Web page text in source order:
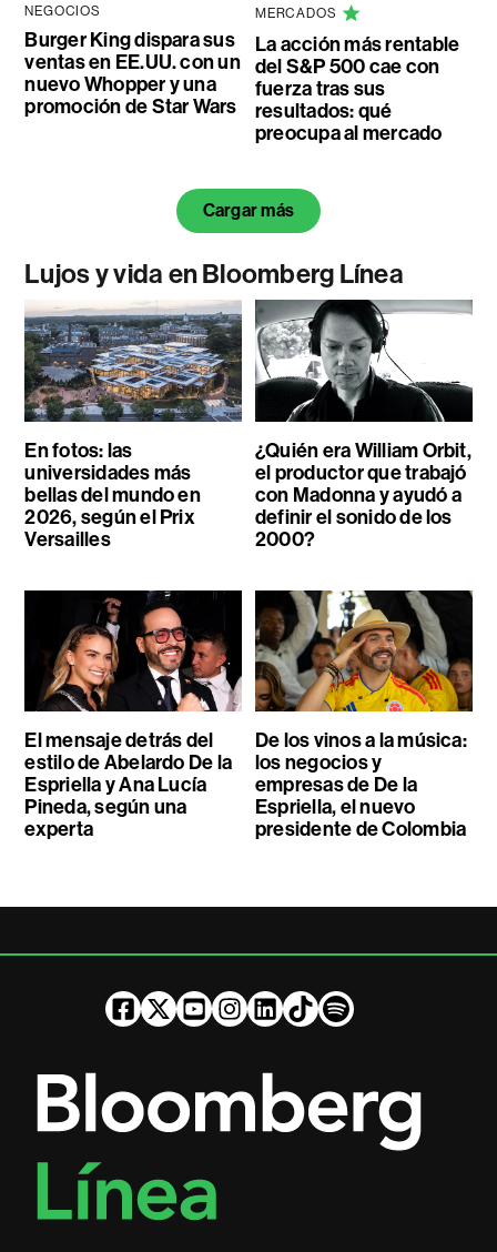
NEGOCIOS
Burger King dispara sus
ventas en EE.UU. con un
nuevo Whopper y una
promoción de Star Wars
MERCADOS
La acción más rentable
del S&P 500 cae con
fuerza tras sus
resultados: qué
preocupa al mercado
Cargar más
Lujos y vida en Bloomberg Línea
En fotos: las
universidades más
bellas del mundo en
2026, según el Prix
Versailles
¿Quién era William Orbit,
el productor que trabajó
con Madonna y ayudó a
definir el sonido de los
2000?
El mensaje detrás del
estilo de Abelardo De la
Espriella y Ana Lucía
Pineda, según una
experta
De los vinos a la música:
los negocios y
empresas de De la
Espriella, el nuevo
presidente de Colombia